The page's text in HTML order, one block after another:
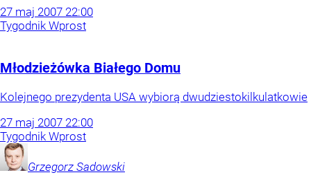
27 maj 2007 22:00
Tygodnik Wprost
Młodzieżówka Białego Domu
Kolejnego prezydenta USA wybiorą dwudziestokilkulatkowie
27 maj 2007 22:00
Tygodnik Wprost
Grzegorz Sadowski